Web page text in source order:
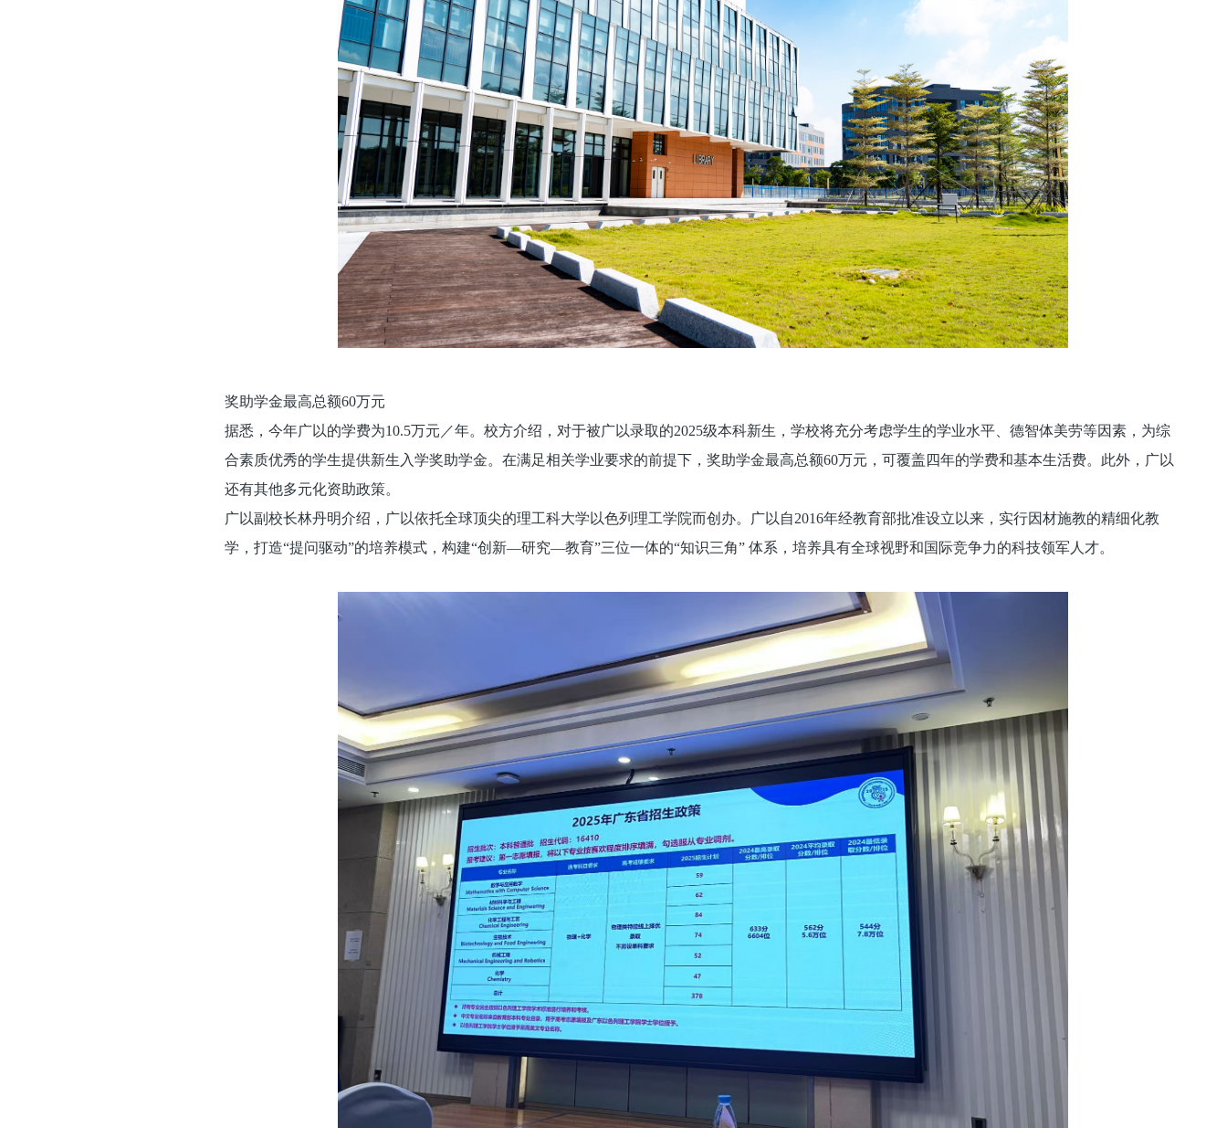
奖助学金最高总额60万元
据悉，今年广以的学费为10.5万元／年。校方介绍，对于被广以录取的2025级本科新生，学校将充分考虑学生的学业水平、德智体美劳等因素，为综
合素质优秀的学生提供新生入学奖助学金。在满足相关学业要求的前提下，奖助学金最高总额60万元，可覆盖四年的学费和基本生活费。此外，广以
还有其他多元化资助政策。
广以副校长林丹明介绍，广以依托全球顶尖的理工科大学以色列理工学院而创办。广以自2016年经教育部批准设立以来，实行因材施教的精细化教
学，打造“提问驱动”的培养模式，构建“创新—研究—教育”三位一体的“知识三角” 体系，培养具有全球视野和国际竞争力的科技领军人才。